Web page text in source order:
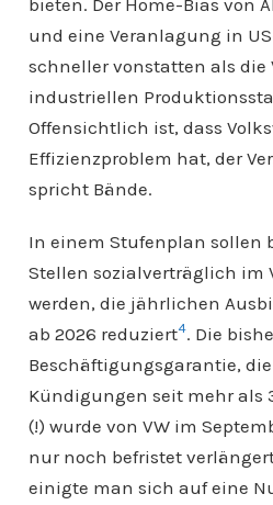
und eine Veranlagung in
schneller vonstatten als die
industriellen
Offensichtlich ist, dass
Effizienzproblem hat, der
spricht Bände.
In einem Stufenplan sollen
Stellen sozialverträglich im
werden, die jährlichen
ab 2026 reduziert4. Die
Beschäftigungsgarantie,
Kündigungen seit mehr als
(!) wurde von VW im
nur noch befristet
einigte man sich auf eine